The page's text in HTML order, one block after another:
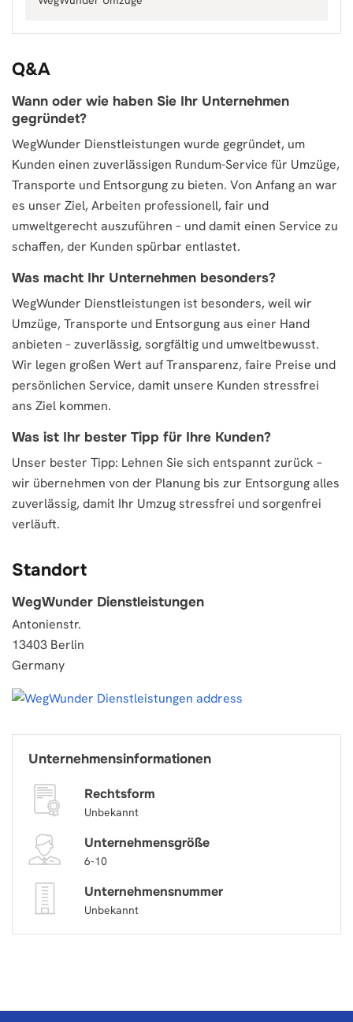
Q&A
Wann oder wie haben Sie Ihr Unternehmen
gegründet?
WegWunder Dienstleistungen wurde gegründet, um
Kunden einen zuverlässigen Rundum-Service für Umzüge,
Transporte und Entsorgung zu bieten. Von Anfang an war
es unser Ziel, Arbeiten professionell, fair und
umweltgerecht auszuführen – und damit einen Service zu
schaffen, der Kunden spürbar entlastet.
Was macht Ihr Unternehmen besonders?
WegWunder Dienstleistungen ist besonders, weil wir
Umzüge, Transporte und Entsorgung aus einer Hand
anbieten – zuverlässig, sorgfältig und umweltbewusst.
Wir legen großen Wert auf Transparenz, faire Preise und
persönlichen Service, damit unsere Kunden stressfrei
ans Ziel kommen.
Was ist Ihr bester Tipp für Ihre Kunden?
Unser bester Tipp: Lehnen Sie sich entspannt zurück –
wir übernehmen von der Planung bis zur Entsorgung alles
zuverlässig, damit Ihr Umzug stressfrei und sorgenfrei
verläuft.
Standort
WegWunder Dienstleistungen
Antonienstr.
13403 Berlin
Germany
Unternehmensinformationen
Rechtsform
Unbekannt
Unternehmensgröße
6-10
Unternehmensnummer
Unbekannt